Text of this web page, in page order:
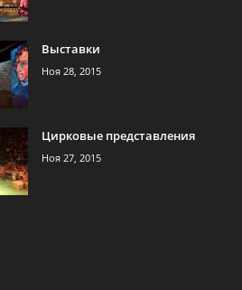
Выставки
Ноя 28, 2015
Цирковые представления
Ноя 27, 2015